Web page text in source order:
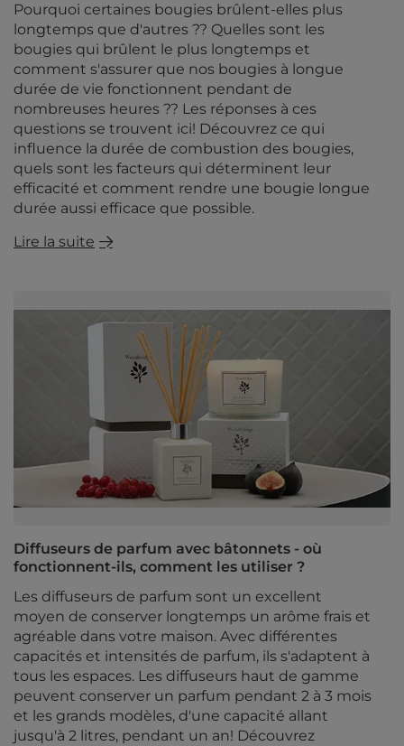
Pourquoi certaines bougies brûlent-elles plus
longtemps que d'autres ?? Quelles sont les
bougies qui brûlent le plus longtemps et
comment s'assurer que nos bougies à longue
durée de vie fonctionnent pendant de
nombreuses heures ?? Les réponses à ces
questions se trouvent ici! Découvrez ce qui
influence la durée de combustion des bougies,
quels sont les facteurs qui déterminent leur
efficacité et comment rendre une bougie longue
durée aussi efficace que possible.
Lire la suite
Diffuseurs de parfum avec bâtonnets - où
fonctionnent-ils, comment les utiliser ?
Les diffuseurs de parfum sont un excellent
moyen de conserver longtemps un arôme frais et
agréable dans votre maison. Avec différentes
capacités et intensités de parfum, ils s'adaptent à
tous les espaces. Les diffuseurs haut de gamme
peuvent conserver un parfum pendant 2 à 3 mois
et les grands modèles, d'une capacité allant
jusqu'à 2 litres, pendant un an! Découvrez